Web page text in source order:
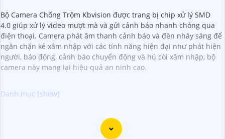
Bộ Camera Chống Trộm Kbvision được trang bị chip xử lý SMD
4.0 giúp xử lý video mượt mà và gửi cảnh báo nhanh chóng qua
điện thoại. Camera phát âm thanh cảnh báo và đèn nháy sáng để
ngăn chặn kẻ xâm nhập với các tính năng hiện đại như phát hiện
người, báo động, cảnh báo chuyển động và hú còi xâm nhập, bộ
camera này mang lại hiệu quả an ninh cao.
Chào bạn, dưới đây là một số câu giới thiệu cho việc mua
Camera Kbvision với chiết khấu cao và giải pháp phù hợp